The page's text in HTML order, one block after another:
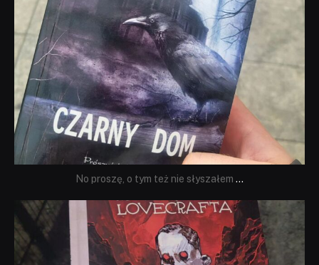
No proszę, o tym też nie słyszałem ...
dobryhorror
Wrz 19